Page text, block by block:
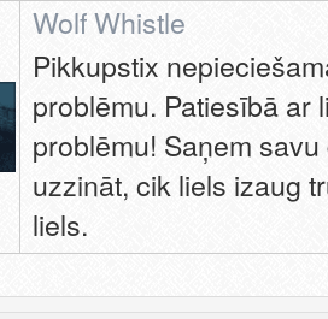
Wolf Whistle
Pikkupstix
problēmu. Patiesībā ar
problēmu! Saņem
uzzināt, cik liels izaug
liels.